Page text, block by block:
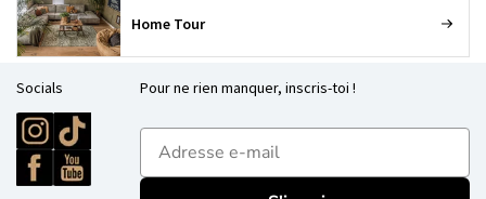
Home Tour
Socials Pour ne rien manquer, inscris-toi !
E-mailadres